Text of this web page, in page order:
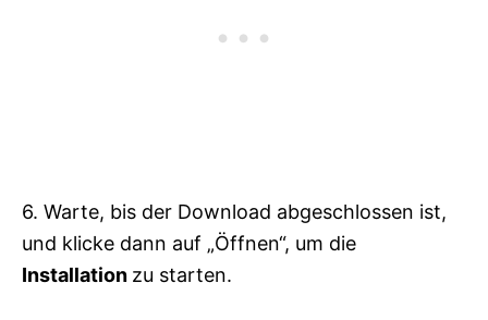
6. Warte, bis der Download abgeschlossen ist,
und klicke dann auf „Öffnen“, um die
Installation zu starten.